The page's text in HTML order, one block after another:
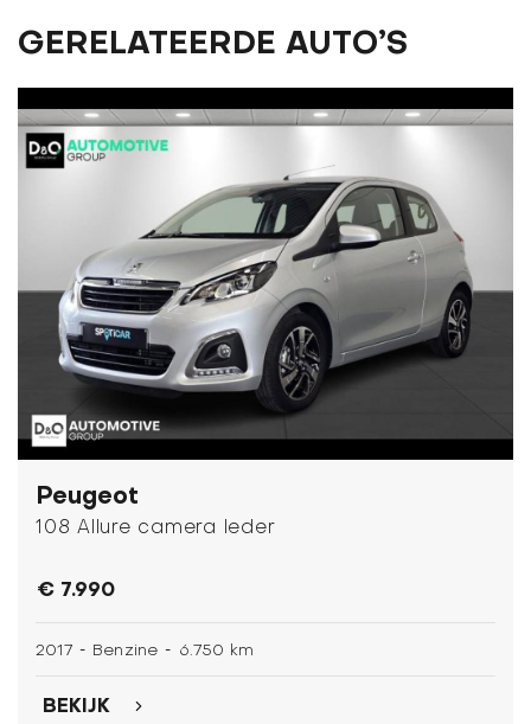
GERELATEERDE AUTO’S
Peugeot
108 Allure camera leder
€ 7.990
2017 - Benzine - 6.750 km
BEKIJK